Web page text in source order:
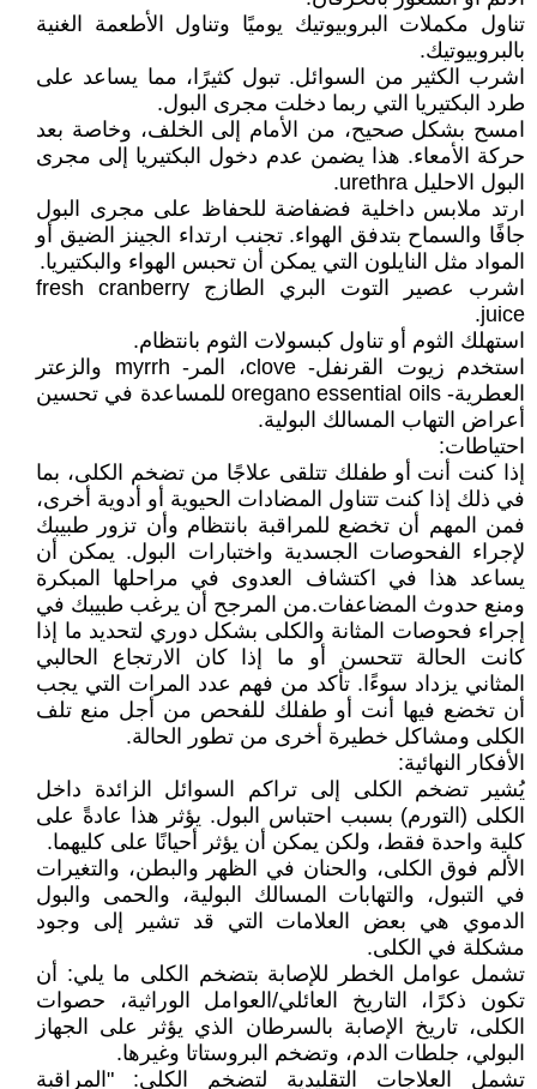
تناول مكملات البروبيوتيك يوميًا وتناول الأطعمة الغنية
بالبروبيوتيك.
اشرب الكثير من السوائل. تبول كثيرًا، مما يساعد على
طرد البكتيريا التي ربما دخلت مجرى البول.
امسح بشكل صحيح، من الأمام إلى الخلف، وخاصة بعد
حركة الأمعاء. هذا يضمن عدم دخول البكتيريا إلى مجرى
البول الاحليل urethra.
ارتد ملابس داخلية فضفاضة للحفاظ على مجرى البول
جافًا والسماح بتدفق الهواء. تجنب ارتداء الجينز الضيق أو
المواد مثل النايلون التي يمكن أن تحبس الهواء والبكتيريا.
اشرب عصير التوت البري الطازج fresh cranberry
juice.
استهلك الثوم أو تناول كبسولات الثوم بانتظام.
استخدم زيوت القرنفل- clove، المر- myrrh والزعتر
العطرية- oregano essential oils للمساعدة في تحسين
أعراض التهاب المسالك البولية.
احتياطات:
إذا كنت أنت أو طفلك تتلقى علاجًا من تضخم الكلى، بما
في ذلك إذا كنت تتناول المضادات الحيوية أو أدوية أخرى،
فمن المهم أن تخضع للمراقبة بانتظام وأن تزور طبيبك
لإجراء الفحوصات الجسدية واختبارات البول. يمكن أن
يساعد هذا في اكتشاف العدوى في مراحلها المبكرة
ومنع حدوث المضاعفات.من المرجح أن يرغب طبيبك في
إجراء فحوصات المثانة والكلى بشكل دوري لتحديد ما إذا
كانت الحالة تتحسن أو ما إذا كان الارتجاع الحالبي
المثاني يزداد سوءًا. تأكد من فهم عدد المرات التي يجب
أن تخضع فيها أنت أو طفلك للفحص من أجل منع تلف
الكلى ومشاكل خطيرة أخرى من تطور الحالة.
الأفكار النهائية:
يُشير تضخم الكلى إلى تراكم السوائل الزائدة داخل
الكلى (التورم) بسبب احتباس البول. يؤثر هذا عادةً على
كلية واحدة فقط، ولكن يمكن أن يؤثر أحيانًا على كليهما.
الألم فوق الكلى، والحنان في الظهر والبطن، والتغيرات
في التبول، والتهابات المسالك البولية، والحمى والبول
الدموي هي بعض العلامات التي قد تشير إلى وجود
مشكلة في الكلى.
تشمل عوامل الخطر للإصابة بتضخم الكلى ما يلي: أن
تكون ذكرًا، التاريخ العائلي/العوامل الوراثية، حصوات
الكلى، تاريخ الإصابة بالسرطان الذي يؤثر على الجهاز
البولي، جلطات الدم، وتضخم البروستاتا وغيرها.
تشمل العلاجات التقليدية لتضخم الكلى: "المراقبة